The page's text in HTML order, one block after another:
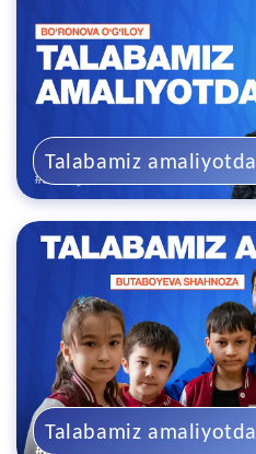
Talabamiz amaliyotda
Talabamiz amaliyotda